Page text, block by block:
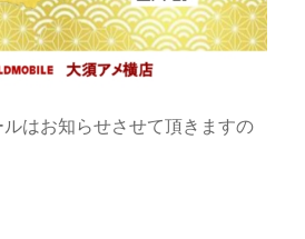
はお知らせさせて頂きますの